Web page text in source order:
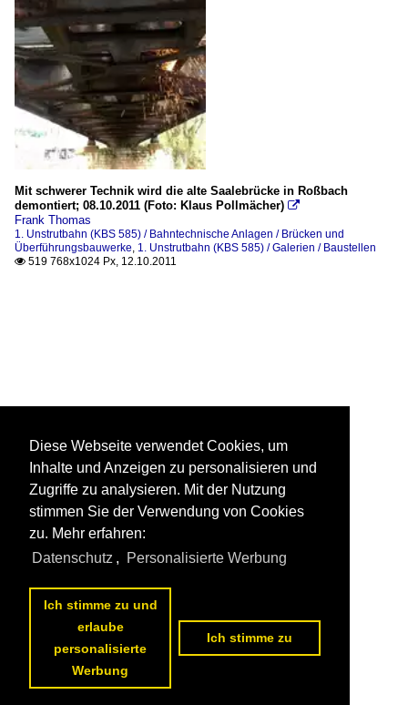
Mit schwerer Technik wird die alte Saalebrücke in Roßbach
demontiert; 08.10.2011 (Foto: Klaus Pollmächer) 
Frank Thomas
1. Unstrutbahn (KBS 585) / Bahntechnische Anlagen / Brücken und
Überführungsbauwerke, 1. Unstrutbahn (KBS 585) / Galerien / Baustellen
 519 768x1024 Px, 12.10.2011
Diese Webseite verwendet Cookies, um
Inhalte und Anzeigen zu personalisieren und
Zugriffe zu analysieren. Mit der Nutzung
stimmen Sie der Verwendung von Cookies
zu. Mehr erfahren:
Datenschutz , Personalisierte Werbung
Ich stimme zu und
erlaube
personalisierte
Werbung
Ich stimme zu